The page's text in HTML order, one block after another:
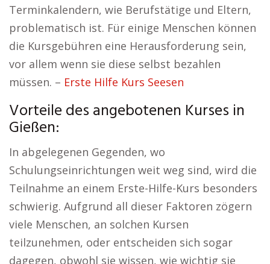
Terminkalendern, wie Berufstätige und Eltern,
problematisch ist. Für einige Menschen können
die Kursgebühren eine Herausforderung sein,
vor allem wenn sie diese selbst bezahlen
müssen. – Erste Hilfe Kurs Seesen
Vorteile des angebotenen Kurses in
Gießen:
In abgelegenen Gegenden, wo
Schulungseinrichtungen weit weg sind, wird die
Teilnahme an einem Erste-Hilfe-Kurs besonders
schwierig. Aufgrund all dieser Faktoren zögern
viele Menschen, an solchen Kursen
teilzunehmen, oder entscheiden sich sogar
dagegen, obwohl sie wissen, wie wichtig sie